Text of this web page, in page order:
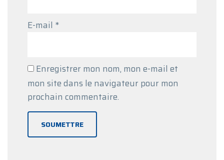
E-mail *
Enregistrer mon nom, mon e-mail et
mon site dans le navigateur pour mon
prochain commentaire.